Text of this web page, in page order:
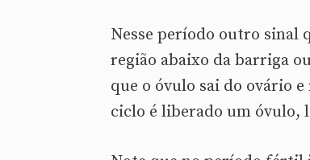
Nesse período outro sinal
região abaixo da barriga
que o óvulo sai do ovário
ciclo é liberado um óvulo,